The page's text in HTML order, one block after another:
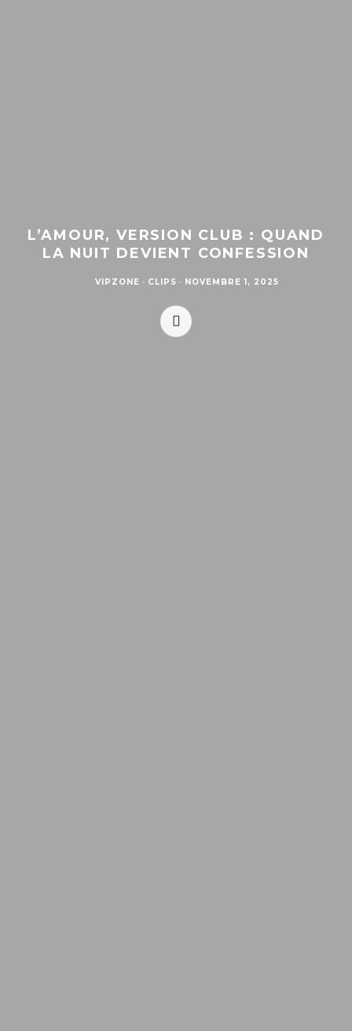
L’AMOUR, VERSION CLUB : QUAND
LA NUIT DEVIENT CONFESSION
VIPZONE · CLIPS · NOVEMBRE 1, 2025